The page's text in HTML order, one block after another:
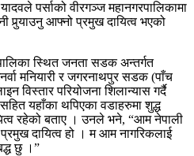
पर्साको वीरगञ्ज महानगरपालिकामा
पुर्‍याउनु आफ्नो प्रमुख दायित्व भएको
स्थित जनता सडक अन्तर्गत
मनियारी र जगरनाथपुर सडक (पाँच
विस्तार परियोजना शिलान्यास गर्दै
यहाँका थपिएका वडाहरुमा शुद्ध
रहेको बताए । उनले भने, “आम नेपाली
प्रमुख दायित्व हो । म आम नागरिकलाई
छु ।”